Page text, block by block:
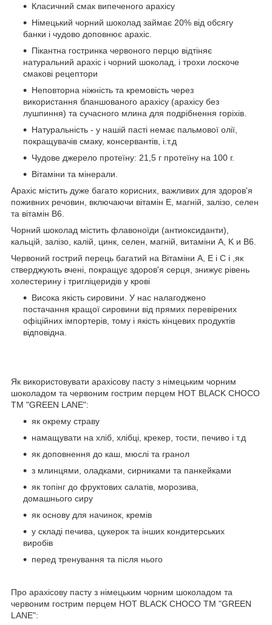
Класичний смак випеченого арахісу
Німецький чорний шоколад займає 20% від обсягу
банки і чудово доповнює арахіс.
Пікантна гостринка червоного перцю відтіняє
натуральний арахіс і чорний шоколад, і трохи лоскоче
смакові рецептори
Неповторна ніжність та кремовість через
використання бланшованого арахісу (арахісу без
лушпиння) та сучасного млина для подрібнення горіхів.
Натуральність - у нашій пасті немає пальмової олії,
покращувачів смаку, консервантів, і.т.д
Чудове джерело протеїну: 21,5 г протеїну на 100 г.
Вітаміни та мінерали.
Арахіс містить дуже багато корисних, важливих для здоров'я
поживних речовин, включаючи вітамін Е, магній, залізо, селен
та вітамін В6.
Чорний шоколад містить флавоноїди (антиоксиданти),
кальцій, залізо, калій, цинк, селен, магній, витаміни А, K и B6.
Червоний гострий перець багатий на Вітаміни А, Е і С і ,як
стверджують вчені, покращує здоров'я серця, знижує рівень
холестерину і тригліцеридів у крові
Висока якість сировини. У нас налагоджено
постачання кращої сировини від прямих перевірених
офіційних імпортерів, тому і якість кінцевих продуктів
відповідна.
Як використовувати арахісову пасту з німецьким чорним
шоколадом та червоним гострим перцем HOT BLACK CHOCO
ТМ "GREEN LANE":
як окрему страву
намащувати на хліб, хлібці, крекер, тости, печиво і т.д
як доповнення до каш, мюслі та гранол
з млинцями, оладками, сирниками та панкейками
як топінг до фруктових салатів, морозива,
домашнього сиру
як основу для начинок, кремів
у складі печива, цукерок та інших кондитерських
виробів
перед тренування та після нього
Про арахісову пасту з німецьким чорним шоколадом та
червоним гострим перцем HOT BLACK CHOCO ТМ "GREEN
LANE":